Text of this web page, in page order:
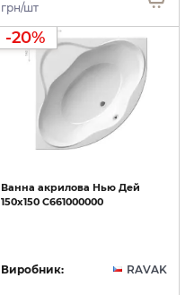
грн/шт
-20%
Ванна акрилова Нью Дей
150х150 C661000000
Виробник: RAVAK